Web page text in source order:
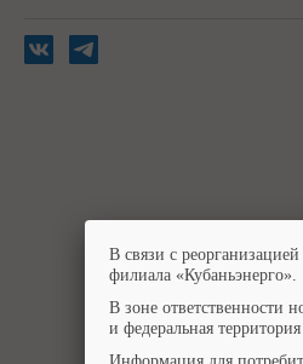
В связи с
филиала «Кубаньэнерго».
В зоне ответственности
и федеральная